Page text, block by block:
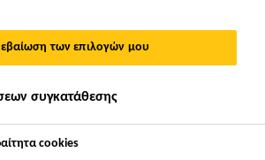
ΝΕΑΣ ΓΕΝΙΑΣ ΚΑΙ
ΚΟΝΙΑΜΑ ΚΑΙ ΣΚΥΡΟΔΕΜΑ
GR είναι συμπυκνωμένο υγρό
για χρήση ως ενισχυτικό
των επιλογών μου
συγκατάθεσης
cookies